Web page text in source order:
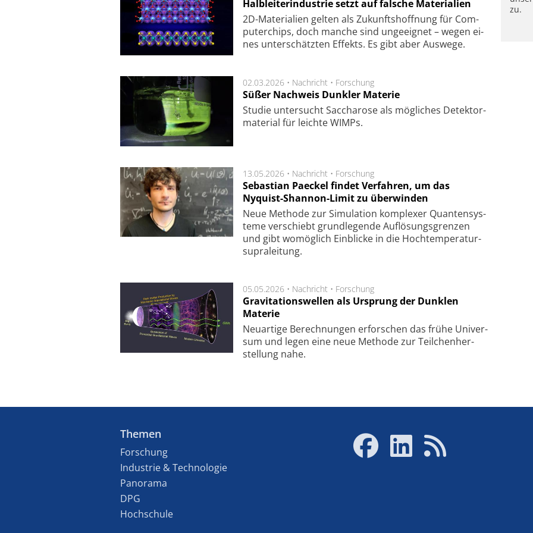
Halbleiterindustrie setzt auf falsche Materialien
2D-Mate­ri­a­li­en gel­ten als Zu­kunfts­hoff­nung für Com­
pu­ter­chips, doch man­che sind un­ge­eig­net – we­gen ei­
nes un­ter­schätz­ten Ef­fekts. Es gibt aber Aus­we­ge.
02.03.2026 • Nachricht • Forschung
Süßer Nachweis Dunkler Materie
Studie unter­sucht Saccha­ro­se als mög­li­ches De­tek­tor­
ma­te­rial für leich­te WIMPs.
13.05.2026 • Nachricht • Forschung
Sebastian Paeckel findet Verfahren, um das
Nyquist-Shannon-Limit zu überwinden
Neue Methode zur Simu­la­tion kom­ple­xer Quan­ten­sys­
te­me ver­schiebt grund­le­gen­de Auf­lösungs­gren­zen
und gibt wo­mög­lich Ein­blicke in die Hoch­tempe­ra­tur­
supra­lei­tung.
05.05.2026 • Nachricht • Forschung
Gravitationswellen als Ursprung der Dunklen
Materie
Neu­artige Be­rech­nung­en er­for­schen das frü­he Uni­ver­
sum und legen eine neue Me­tho­de zur Teil­chen­her­
stel­lung nahe.
zu.
Themen
Forschung
Industrie & Technologie
Panorama
DPG
Hochschule